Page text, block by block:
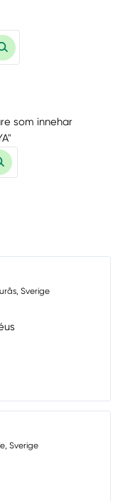
som innehar
Sverige
Sverige